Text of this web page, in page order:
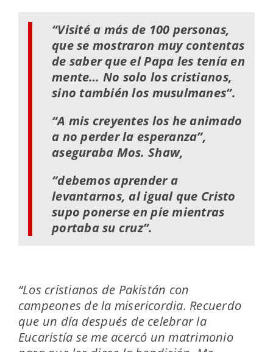
“Visité a más de 100 personas,
que se mostraron muy contentas
de saber que el Papa les tenía en
mente… No solo los cristianos,
sino también los musulmanes”.
“A mis creyentes los he animado
a no perder la esperanza”,
aseguraba Mos. Shaw,
“debemos aprender a
levantarnos, al igual que Cristo
supo ponerse en pie mientras
portaba su cruz”.
“Los cristianos de Pakistán con
campeones de la misericordia. Recuerdo
que un día después de celebrar la
Eucaristía se me acercó un matrimonio